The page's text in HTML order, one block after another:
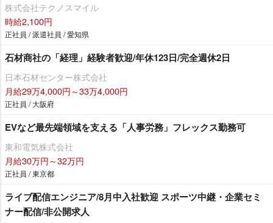
株式会社テクノスマイル
時給2,100円
正社員 / 派遣社員 / 愛知県
石材商社の「経理」経験者歓迎/年休123日/完全週休2日
日本石材センター株式会社
月給29万4,000円～33万4,000円
正社員 / 大阪府
EVなど最先端領域を支える「人事労務」フレックス勤務可
東和電気株式会社
月給30万円～32万円
正社員 / 東京都
ライブ配信エンジニア/8月中入社歓迎 スポーツ中継・企業セミ
ナー配信/非公開求人